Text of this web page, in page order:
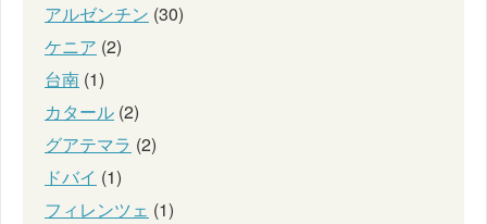
アルゼンチン (30)
ケニア (2)
台南 (1)
カタール (2)
グアテマラ (2)
ドバイ (1)
フィレンツェ (1)